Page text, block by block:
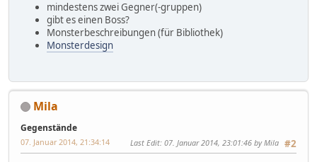
mindestens zwei Gegner(-gruppen)
gibt es einen Boss?
Monsterbeschreibungen (für Bibliothek)
Monsterdesign
Mila
Gegenstände
#2
07. Januar 2014, 21:34:14 Last Edit: 07. Januar 2014, 23:01:46 by Mila